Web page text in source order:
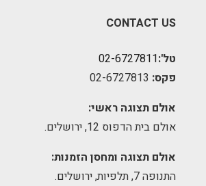
CONTACT US
טל':02-6727811
פקס:
אולם תצוגה ראשי:
אולם בית הדפוס 12, ירושלים.
אולם תצוגה ומחסן הזמנות:
התנופה 7, תלפיות, ירושלים.